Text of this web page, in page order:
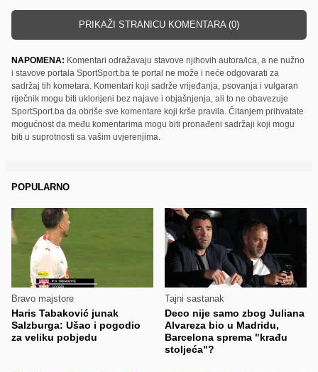
PRIKAŽI STRANICU KOMENTARA (0)
NAPOMENA: Komentari odražavaju stavove njihovih autora/ica, a ne nužno
i stavove portala SportSport.ba te portal ne može i neće odgovarati za
sadržaj tih kometara. Komentari koji sadrže vrijeđanja, psovanja i vulgaran
riječnik mogu biti uklonjeni bez najave i objašnjenja, ali to ne obavezuje
SportSport.ba da obriše sve komentare koji krše pravila. Čitanjem prihvatate
mogućnost da među komentarima mogu biti pronađeni sadržaji koji mogu
biti u suprotnosti sa vašim uvjerenjima.
POPULARNO
Bravo majstore
Haris Tabaković junak
Salzburga: Ušao i pogodio
za veliku pobjedu
Tajni sastanak
Deco nije samo zbog Juliana
Alvareza bio u Madridu,
Barcelona sprema "krađu
stoljeća"?